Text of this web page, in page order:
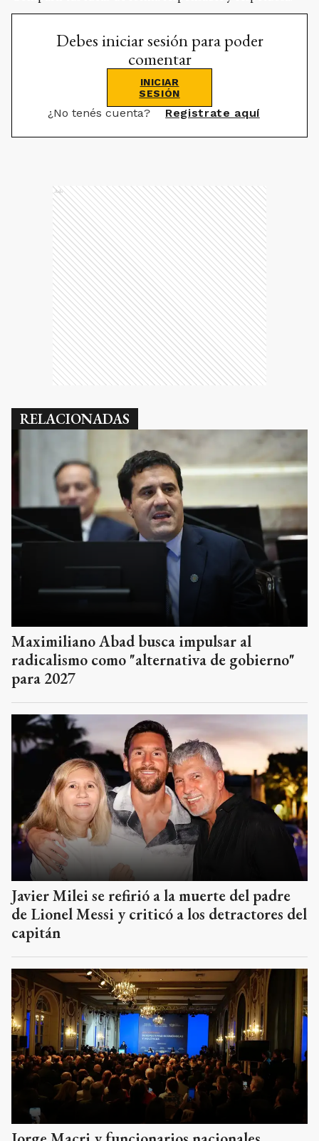
Debes iniciar sesión para poder
comentar
INICIAR
SESIÓN
¿No tenés cuenta? Registrate aquí
Ads
RELACIONADAS
Maximiliano Abad busca impulsar al
radicalismo como "alternativa de gobierno"
para 2027
Javier Milei se refirió a la muerte del padre
de Lionel Messi y criticó a los detractores del
capitán